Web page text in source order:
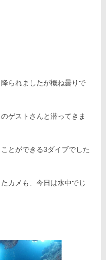
られましたが概ね曇りで
ゲストさんと潜ってきま
とができる3ダイブでした
カメも、今日は水中でじ